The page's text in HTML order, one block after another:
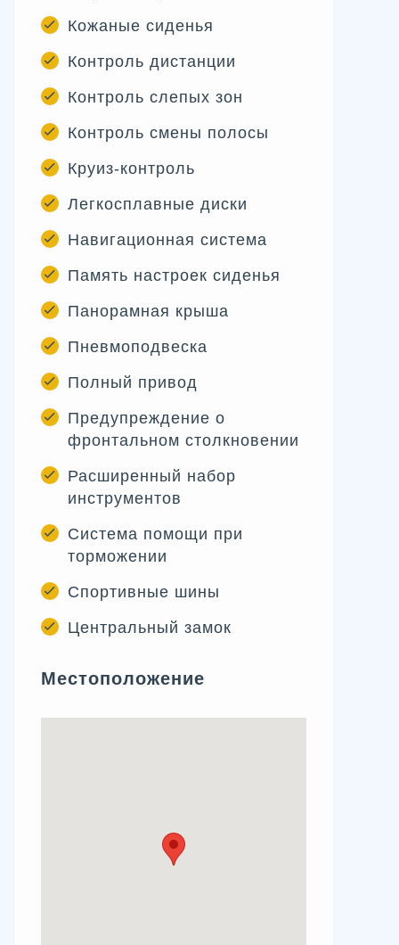
Кожаные сиденья
Контроль дистанции
Контроль слепых зон
Контроль смены полосы
Круиз-контроль
Легкосплавные диски
Навигационная система
Память настроек сиденья
Панорамная крыша
Пневмоподвеска
Полный привод
Предупреждение о
фронтальном столкновении
Расширенный набор
инструментов
Система помощи при
торможении
Спортивные шины
Центральный замок
Местоположение